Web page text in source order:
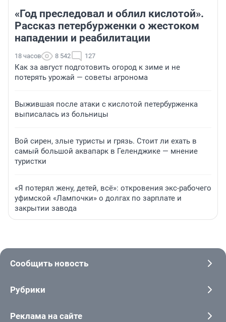
«Год преследовал и облил кислотой».
Рассказ петербурженки о жестоком
нападении и реабилитации
18 часов 8 542 127
Как за август подготовить огород к зиме и не
потерять урожай — советы агронома
Выжившая после атаки с кислотой петербурженка
выписалась из больницы
Вой сирен, злые туристы и грязь. Стоит ли ехать в
самый большой аквапарк в Геленджике — мнение
туристки
«Я потерял жену, детей, всё»: откровения экс-рабочего
уфимской «Лампочки» о долгах по зарплате и
закрытии завода
Сообщить новость
Рубрики
Реклама на сайте